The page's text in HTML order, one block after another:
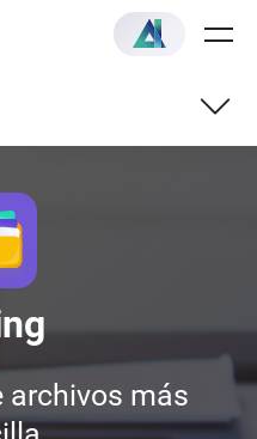
archivos más